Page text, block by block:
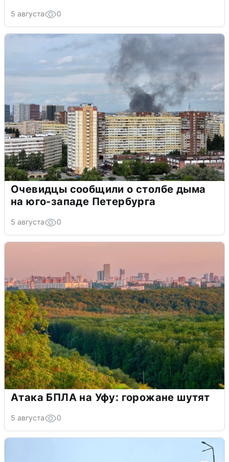
5 августа 0
Очевидцы сообщили о столбе дыма
на юго-западе Петербурга
5 августа 0
Атака БПЛА на Уфу: горожане шутят
5 августа 0